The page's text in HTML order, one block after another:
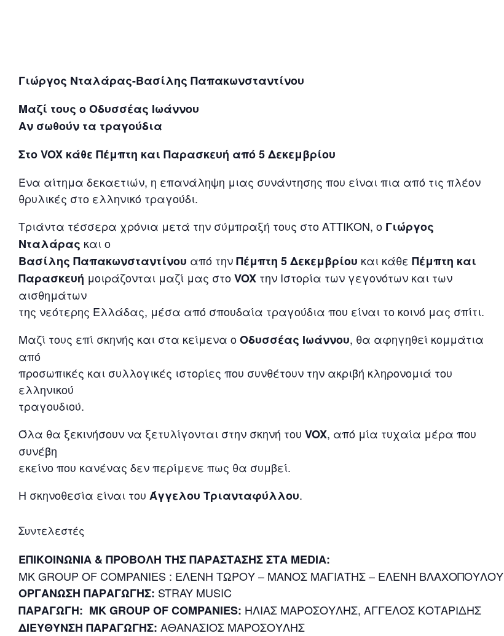
Γιώργος Νταλάρας-Βασίλης Παπακωνσταντίνου
Μαζί τους ο Οδυσσέας Ιωάννου
Αν σωθούν τα τραγούδια
Στο VOX κάθε Πέμπτη και Παρασκευή από 5 Δεκεμβρίου
Ένα αίτημα δεκαετιών, η επανάληψη μιας συνάντησης που είναι πια από τις πλέον
θρυλικές στο ελληνικό τραγούδι.
Τριάντα τέσσερα χρόνια μετά την σύμπραξή τους στο ΑΤΤΙΚΟΝ, ο Γιώργος
Νταλάρας και ο
Βασίλης Παπακωνσταντίνου από τηνΠέμπτη 5 Δεκεμβρίου και κάθε Πέμπτη και
Παρασκευή μοιράζονται μαζί μας στοVOX την Ιστορία των γεγονότων και των
αισθημάτων
της νεότερης Ελλάδας, μέσα από σπουδαία τραγούδια που είναι το κοινό μας σπίτι.
Μαζί τους επί σκηνής και στα κείμενα οΟδυσσέας Ιωάννου, θα αφηγηθεί κομμάτια
από
προσωπικές και συλλογικές ιστορίες που συνθέτουν την ακριβή κληρονομιά του
ελληνικού
τραγουδιού.
Όλα θα ξεκινήσουν να ξετυλίγονται στην σκηνή του VOX, από μία τυχαία μέρα που
συνέβη
εκείνο που κανένας δεν περίμενε πως θα συμβεί.
Η σκηνοθεσία είναι του Άγγελου Τριανταφύλλου.
Συντελεστές
ΕΠΙΚΟΙΝΩΝΙΑ & ΠΡΟΒΟΛΗ ΤΗΣ ΠΑΡΑΣΤΑΣΗΣ ΣΤΑ MEDIA:
MK GROUP OF COMPANIES : ΕΛΕΝΗ ΤΩΡΟΥ – ΜΑΝΟΣ ΜΑΓΙΑΤΗΣ – ΕΛΕΝΗ ΒΛΑΧΟΠΟΥΛΟΥ
ΟΡΓΑΝΩΣΗ ΠΑΡΑΓΩΓΗΣ: STRAY MUSIC
ΠΑΡΑΓΩΓΗ: MK GROUP OF COMPANIES: ΗΛΙΑΣ ΜΑΡΟΣΟΥΛΗΣ, ΑΓΓΕΛΟΣ ΚΟΤΑΡΙΔΗΣ
ΔΙΕΥΘΥΝΣΗ ΠΑΡΑΓΩΓΗΣ: ΑΘΑΝΑΣΙΟΣ ΜΑΡΟΣΟΥΛΗΣ